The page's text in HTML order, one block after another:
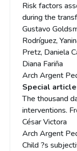
Risk factors
during the
Gustavo
Rodríguez,
Pretz, Daniela
Diana Fariña
Arch Argent
Special
The thousand
interventions.
César Victora
Arch Argent
Child ?s